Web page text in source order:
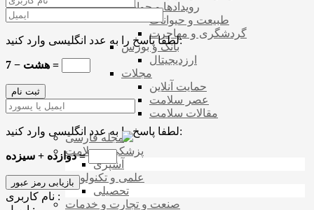
رویدادها و حوادث
طبیعت و حیوانات
گردشگری و مهاجرت
بانک و بورس
ارزدیجیتال
مجلات
حمایت آنلاین
عصر سلامت
مقالات سلامت
مجله فارسی
پزشکی و سلامت
آشپزی
علمی و تکنولوژی
تحصیلی
صنعت و تجارت و خدمات
لطفا پاسخ را به عدد انگلیسی وارد کنید:
هشت − 7 =
لطفا پاسخ را به عدد انگلیسی وارد کنید:
دوازده + سیزده =
نام کاربری :